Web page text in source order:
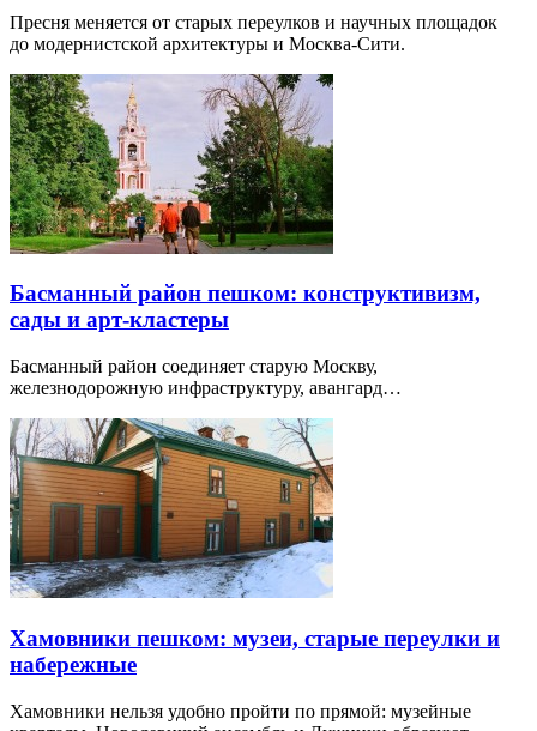
Пресня меняется от старых переулков и научных площадок
до модернистской архитектуры и Москва-Сити.
Басманный район пешком: конструктивизм,
сады и арт-кластеры
Басманный район соединяет старую Москву,
железнодорожную инфраструктуру, авангард…
Хамовники пешком: музеи, старые переулки и
набережные
Хамовники нельзя удобно пройти по прямой: музейные